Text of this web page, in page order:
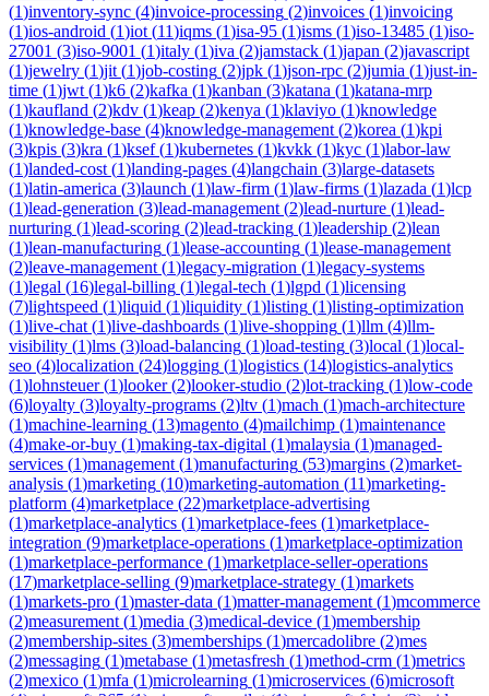
(1)inventory-sync (4)invoice-processing (2)invoices (1)invoicing
(1)ios-android (1)iot (11)iqms (1)isa-95 (1)isms (1)iso-13485 (1)iso-
27001 (3)iso-9001 (1)italy (1)iva (2)jamstack (1)japan (2)javascript
(1)jewelry (1)jit (1)job-costing (2)jpk (1)json-rpc (2)jumia (1)just-in-
time (1)jwt (1)k6 (2)kafka (1)kanban (3)katana (1)katana-mrp
(1)kaufland (2)kdv (1)keap (2)kenya (1)klaviyo (1)knowledge
(1)knowledge-base (4)knowledge-management (2)korea (1)kpi
(3)kpis (3)kra (1)ksef(1)kubernetes (1)kvkk (1)kyc (1)labor-law
(1)landed-cost (1)landing-pages (4)langchain (3)large-datasets
(1)latin-america (3)launch (1)law-firm (1)law-firms (1)lazada (1)lcp
(1)lead-generation (3)lead-management (2)lead-nurture (1)lead-
nurturing (1)lead-scoring (2)lead-tracking (1)leadership (2)lean
(1)lean-manufacturing (1)lease-accounting (1)lease-management
(2)leave-management (1)legacy-migration (1)legacy-systems
(1)legal (16)legal-billing (1)legal-tech (1)lgpd (1)licensing
(7)lightspeed (1)liquid (1)liquidity (1)listing (1)listing-optimization
(1)live-chat (1)live-dashboards (1)live-shopping (1)llm (4)llm-
visibility (1)lms (3)load-balancing (1)load-testing (3)local (1)local-
seo (4)localization (24)logging (1)logistics (14)logistics-analytics
(1)lohnsteuer(1)looker(2)looker-studio (2)lot-tracking (1)low-code
(6)loyalty (3)loyalty-programs (2)ltv (1)mach (1)mach-architecture
(1)machine-learning (13)magento (4)mailchimp (1)maintenance
(4)make-or-buy (1)making-tax-digital (1)malaysia (1)managed-
services (1)management (1)manufacturing (53)margins (2)market-
analysis (1)marketing (10)marketing-automation (11)marketing-
platform (4)marketplace (22)marketplace-advertising
(1)marketplace-analytics (1)marketplace-fees (1)marketplace-
integration (9)marketplace-operations (1)marketplace-optimization
(1)marketplace-performance (1)marketplace-seller-operations
(17)marketplace-selling (9)marketplace-strategy (1)markets
(1)markets-pro (1)master-data (1)matter-management (1)mcommerce
(2)measurement (1)media (3)medical-device (1)membership
(2)membership-sites (3)memberships (1)mercadolibre (2)mes
(2)messaging (1)metabase (1)metasfresh (1)method-crm (1)metrics
(2)mexico (1)mfa (1)microlearning (1)microservices (6)microsoft